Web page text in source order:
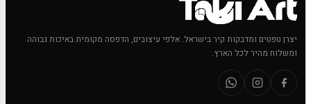
יצרן טפטים ומדבקות קיר בישראל. אלפי עיצובים, הדפסה מקומית באיכות גבוהה
ומשלוח מהיר לכל הארץ.